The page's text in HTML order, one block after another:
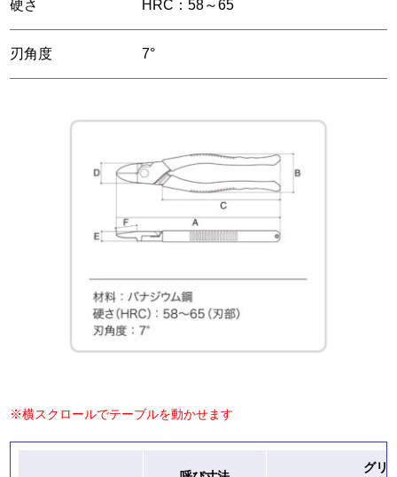
硬さ HRC：58～65
刃角度 7°
※横スクロールでテーブルを動かせます
グリ